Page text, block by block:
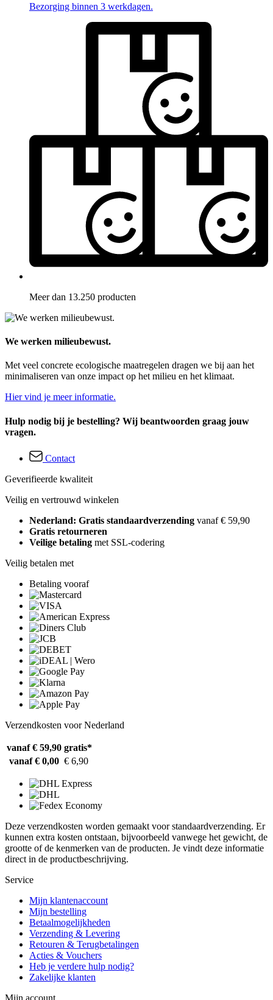
Bezorging binnen 3 werkdagen.
Meer dan 13.250 producten
We werken milieubewust.
Met veel concrete ecologische maatregelen dragen we bij aan het
minimaliseren van onze impact op het milieu en het klimaat.
Hier vind je meer informatie.
Hulp nodig bij je bestelling? Wij beantwoorden graag jouw
vragen.
Contact
Geverifieerde kwaliteit
Veilig en vertrouwd winkelen
Nederland: Gratis standaardverzending vanaf € 59,90
Gratis retourneren
Veilige betaling met SSL-codering
Veilig betalen met
Betaling vooraf
Verzendkosten voor Nederland
vanaf € 59,90 gratis*
vanaf € 0,00 € 6,90
Deze verzendkosten worden gemaakt voor standaardverzending. Er
kunnen extra kosten ontstaan, bijvoorbeeld vanwege het gewicht, de
grootte of de kenmerken van de producten. Je vindt deze informatie
direct in de productbeschrijving.
Service
Mijn klantenaccount
Mijn bestelling
Betaalmogelijkheden
Verzending & Levering
Retouren & Terugbetalingen
Acties & Vouchers
Heb je verdere hulp nodig?
Zakelijke klanten
Mijn account